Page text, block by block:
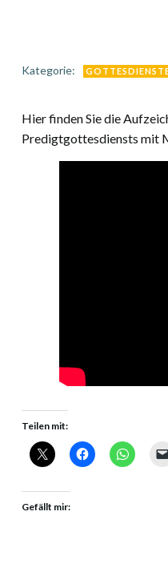
Kategorie:
Hier finden Sie die
Predigtgottesdiensts mit
Teilen mit:
Gefällt mir: